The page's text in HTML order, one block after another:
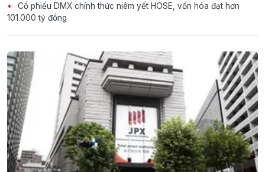
Cổ phiếu DMX chính thức niêm yết HOSE, vốn hóa đạt hơn
101.000 tỷ đồng